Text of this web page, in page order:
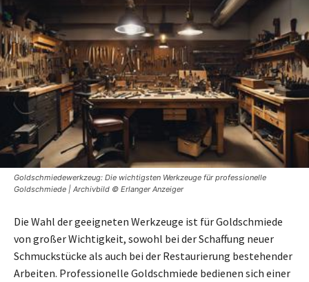
Goldschmiedewerkzeug: Die wichtigsten Werkzeuge für professionelle
Goldschmiede | Archivbild © Erlanger Anzeiger
Die Wahl der geeigneten Werkzeuge ist für Goldschmiede
von großer Wichtigkeit, sowohl bei der Schaffung neuer
Schmuckstücke als auch bei der Restaurierung bestehender
Arbeiten. Professionelle Goldschmiede bedienen sich einer